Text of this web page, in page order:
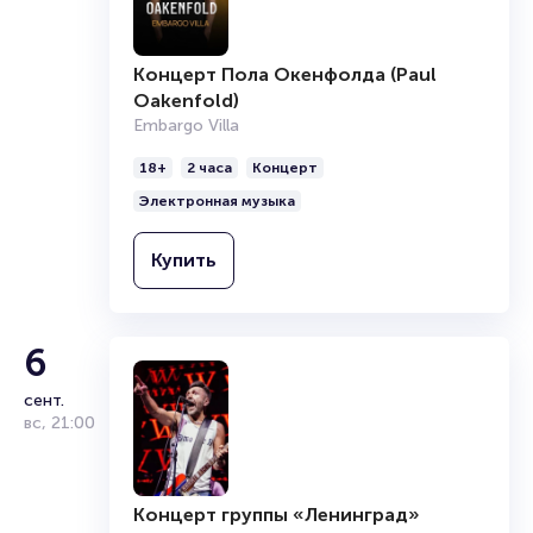
Концерт Пола Окенфолда (Paul
Oakenfold)
Embargo Villa
18+ 2 часа
Концерт
Электронная музыка
Купить
6
сент.
вс, 21:00
Концерт группы «Ленинград»